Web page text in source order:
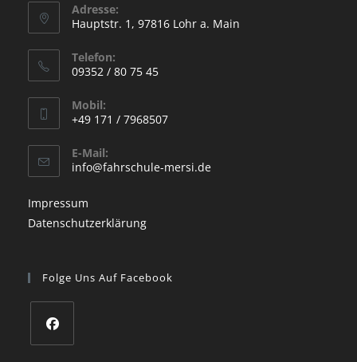
Adresse:
Hauptstr. 1, 97816 Lohr a. Main
in
a
new
tab
Telefon:
09352 / 80 75 45
in
your
application
Mobil:
+49 171 / 7968507
in
your
E-Mail:
info@fahrschule-mersi.deOpens
Impressum
Datenschutzerklärung
Folge Uns Auf Facebook